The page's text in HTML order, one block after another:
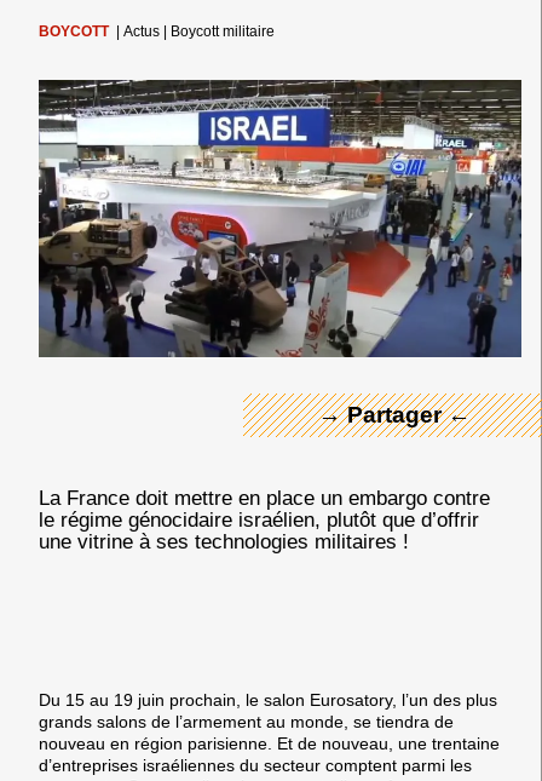
BOYCOTT Actus Boycott militaire
→ Partager ←
← Merci ! →
La France doit mettre en place un embargo contre
le régime génocidaire israélien, plutôt que d’offrir
une vitrine à ses technologies militaires !
Du 15 au 19 juin prochain, le salon Eurosatory, l’un des plus
grands salons de l’armement au monde, se tiendra de
nouveau en région parisienne. Et de nouveau, une trentaine
d’entreprises israéliennes du secteur comptent parmi les